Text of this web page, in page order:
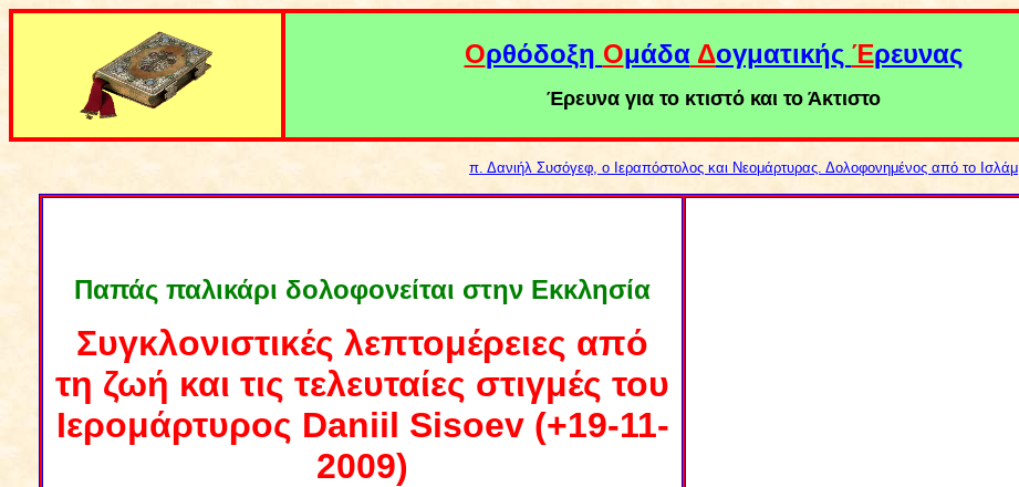
Ορθόδοξη ΟμάδαΔογματικής Έρευνας
Έρευνα για το κτιστό και το Άκτιστο
π. Δανιήλ Συσόγεφ, ο Ιεραπόστολος και Νεομάρτυρας. Δολοφονημένος από το Ισλάμ
Παπάς παλικάρι δολοφονείται στην Εκκλησία
Συγκλονιστικές λεπτομέρειες από
τη ζωή και τις τελευταίες στιγμές του
Ιερομάρτυρος Daniil Sisoev (+19-11-
2009)